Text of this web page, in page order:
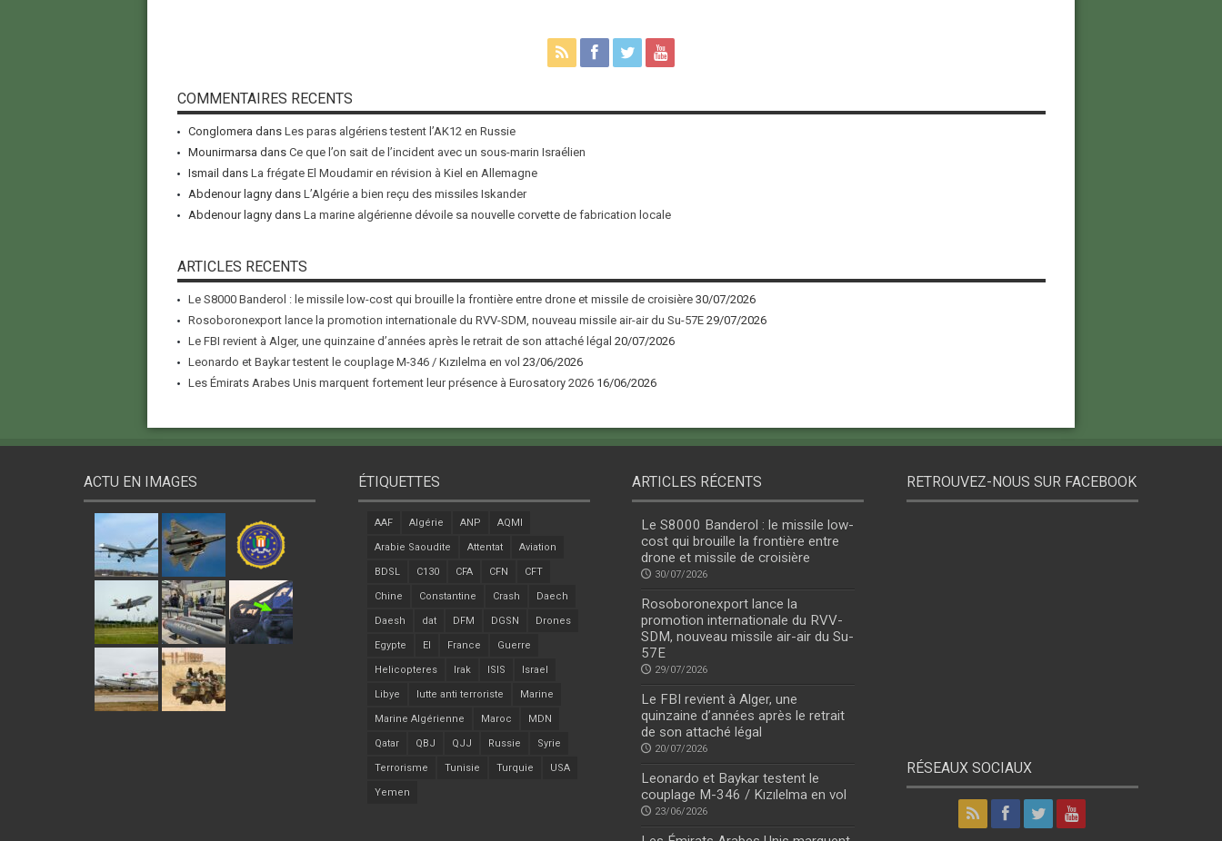
COMMENTAIRES RECENTS
Conglomera dans Les paras algériens testent l’AK12 en Russie
Mounirmarsa dans Ce que l’on sait de l’incident avec un sous-marin Israélien
Ismail dans La frégate El Moudamir en révision à Kiel en Allemagne
Abdenour lagnydans L’Algérie a bien reçu des missiles Iskander
Abdenour lagnydans La marine algérienne dévoile sa nouvelle corvette de fabrication locale
ARTICLES RECENTS
Le S8000 Banderol : le missile low-cost qui brouille la frontière entre drone et missile de croisière 30/07/2026
Rosoboronexport lance la promotion internationale du RVV-SDM, nouveau missile air-air du Su-57E 29/07/2026
Le FBI revient à Alger, une quinzaine d’années après le retrait de son attaché légal 20/07/2026
Leonardo et Baykar testent le couplage M-346 / Kızılelma en vol 23/06/2026
Les Émirats Arabes Unis marquent fortement leur présence à Eurosatory 2026 16/06/2026
ACTU EN IMAGES ÉTIQUETTES
AAF Algérie ANP AQMI
Arabie Saoudite Attentat Aviation
BDSL C130 CFA CFN CFT
Chine Constantine Crash Daech
Daesh dat DFM DGSN Drones
Egypte EI France Guerre
Helicopteres Irak ISIS Israel
Libye lutte anti terroriste Marine
Marine Algérienne Maroc MDN
Qatar QBJ QJJ Russie Syrie
Terrorisme Tunisie Turquie USA
Yemen
ARTICLES RÉCENTS
Le S8000 Banderol : le missile low-
cost qui brouille la frontière entre
drone et missile de croisière
30/07/2026
Rosoboronexport lance la
promotion internationale du RVV-
SDM, nouveau missile air-air du Su-
57E
29/07/2026
Le FBI revient à Alger, une
quinzaine d’années après le retrait
de son attaché légal
20/07/2026
Leonardo et Baykar testent le
couplage M-346 / Kızılelma en vol
23/06/2026
RETROUVEZ-NOUS SUR FACEBOOK
RÉSEAUX SOCIAUX